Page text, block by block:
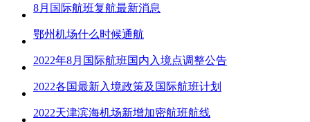
8月国际航班复航最新消息
鄂州机场什么时候通航
2022年8月国际航班国内入境点调整公告
2022各国最新入境政策及国际航班计划
2022天津滨海机场新增加密航班航线